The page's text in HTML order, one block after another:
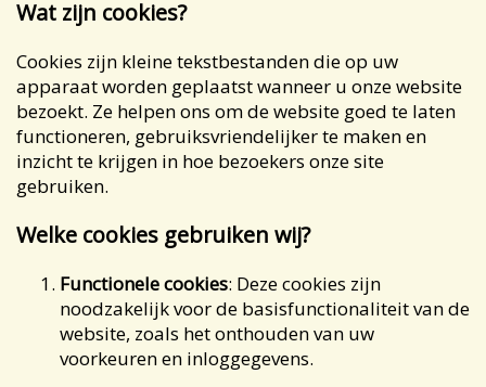
Wat zijn cookies?
Cookies zijn kleine tekstbestanden die op uw
apparaat worden geplaatst wanneer u onze website
bezoekt. Ze helpen ons om de website goed te laten
functioneren, gebruiksvriendelijker te maken en
inzicht te krijgen in hoe bezoekers onze site
gebruiken.
Welke cookies gebruiken wij?
Functionele cookies: Deze cookies zijn
noodzakelijk voor de basisfunctionaliteit van de
website, zoals het onthouden van uw
voorkeuren en inloggegevens.